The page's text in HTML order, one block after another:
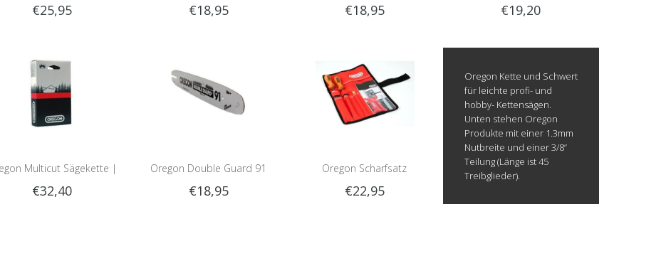
| 30cm |
€25,95
Führungsschiene | 30cm |
€18,95
Führungsschiene | 30cm |
€18,95
1.3mm | 3/8LP | 45
Treibglieder | Teilnummer.
91VXL045E
€19,20
Multicut Sägekette |
1.3mm | 3/8LP | 45
€32,40
Oregon Double Guard 91
Führungsschiene | 30cm |
€18,95
Oregon Scharfsatz
€22,95
Oregon Kette und Schwert
für leichte profi- und
hobby- Kettensägen.
Unten stehen Oregon
Produkte mit einer 1.3mm
Nutbreite und einer 3/8“
Teilung (Länge ist 45
Treibglieder).